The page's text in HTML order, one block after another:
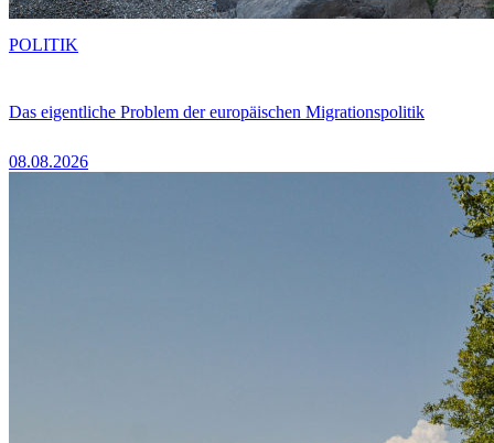
Das eigentliche Problem der europäischen Migrationspolitik
08.08.2026
POLITIK